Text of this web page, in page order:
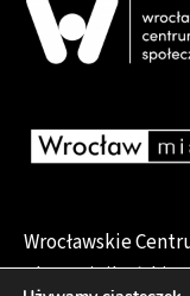
Wrocławskie
pl. Dominikański 6,